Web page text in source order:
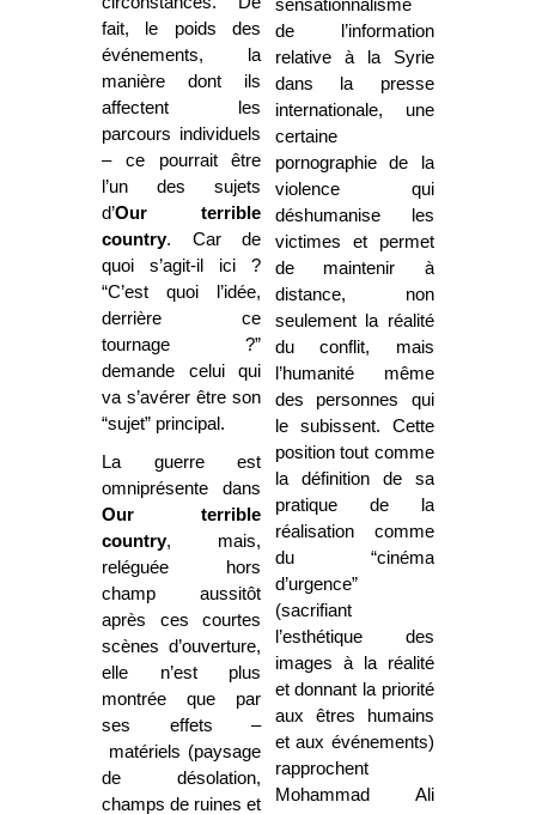
fait, le poids des
événements, la
manière dont ils
affectent les
parcours individuels
– ce pourrait être
l’un des sujets
d’Our terrible
country. Car de
quoi s’agit-il ici ?
“C’est quoi l’idée,
derrière ce
tournage ?”
demande celui qui
va s’avérer être son
“sujet” principal.
La guerre est
omniprésente dans
Our terrible
country, mais,
reléguée hors
champ aussitôt
après ces courtes
scènes d’ouverture,
elle n’est plus
montrée que par
ses effets –
matériels (paysage
de désolation,
champs de ruines et
sensationnalisme
de l’information
relative à la Syrie
dans la presse
internationale, une
certaine
pornographie de la
violence qui
déshumanise les
victimes et permet
de maintenir à
distance, non
seulement la réalité
du conflit, mais
l’humanité même
des personnes qui
le subissent. Cette
position tout comme
la définition de sa
pratique de la
réalisation comme
du “cinéma
d’urgence”
(sacrifiant
l’esthétique des
images à la réalité
et donnant la priorité
aux êtres humains
et aux événements)
rapprochent
Mohammad Ali